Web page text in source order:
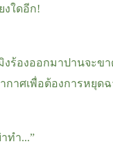
งใดอีก!
ร้องออกมาปานจะขา
กาศเพื่อต้องการหยุด
ทำ...”